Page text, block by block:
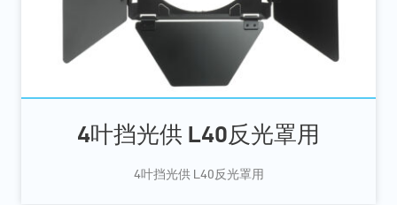
4叶挡光供 L40反光罩用
4叶挡光供 L40反光罩用